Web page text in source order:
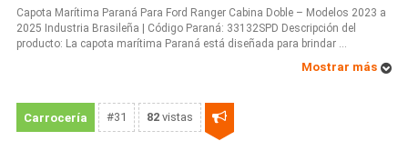
Capota Marítima Paraná Para Ford Ranger Cabina Doble – Modelos 2023 a
2025 Industria Brasileña | Código Paraná: 33132SPD Descripción del
producto: La capota marítima Paraná está diseñada para brindar ...
Mostrar más
Carrocería #31 82 vistas